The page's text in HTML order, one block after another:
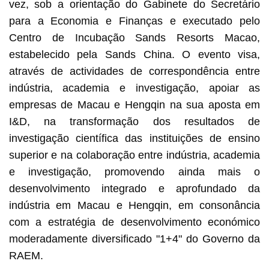
vez, sob a orientação do Gabinete do Secretário
para a Economia e Finanças e executado pelo
Centro de Incubação Sands Resorts Macao,
estabelecido pela Sands China. O evento visa,
através de actividades de correspondência entre
indústria, academia e investigação, apoiar as
empresas de Macau e Hengqin na sua aposta em
I&D, na transformação dos resultados de
investigação científica das instituições de ensino
superior e na colaboração entre indústria, academia
e investigação, promovendo ainda mais o
desenvolvimento integrado e aprofundado da
indústria em Macau e Hengqin, em consonância
com a estratégia de desenvolvimento económico
moderadamente diversificado "1+4" do Governo da
RAEM.